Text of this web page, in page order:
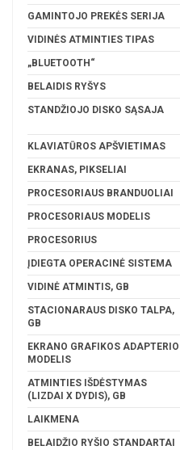
GAMINTOJO PREKĖS SERIJA
VIDINĖS ATMINTIES TIPAS
„BLUETOOTH“
BELAIDIS RYŠYS
STANDŽIOJO DISKO SĄSAJA
KLAVIATŪROS APŠVIETIMAS
EKRANAS, PIKSELIAI
PROCESORIAUS BRANDUOLIAI
PROCESORIAUS MODELIS
PROCESORIUS
ĮDIEGTA OPERACINĖ SISTEMA
VIDINĖ ATMINTIS, GB
STACIONARAUS DISKO TALPA,
GB
EKRANO GRAFIKOS ADAPTERIO
MODELIS
ATMINTIES IŠDĖSTYMAS
(LIZDAI X DYDIS), GB
LAIKMENA
BELAIDŽIO RYŠIO STANDARTAI